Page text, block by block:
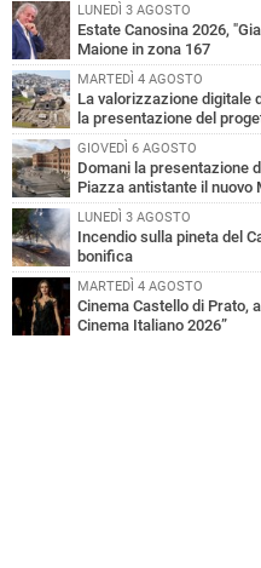
LUNEDÌ 3 AGOSTO
Estate Canosina 2026,
Maione in zona 167
MARTEDÌ 4 AGOSTO
La valorizzazione digitale
la presentazione del
GIOVEDÌ 6 AGOSTO
Domani la presentazione
Piazza antistante il nuovo
LUNEDÌ 3 AGOSTO
Incendio sulla pineta del
bonifica
MARTEDÌ 4 AGOSTO
Cinema Castello di Prato,
Cinema Italiano 2026”